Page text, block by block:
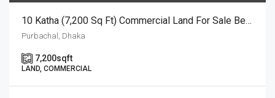
10 Katha (7,200 Sq Ft) Commercial Land For Sale Behind Rajuk Purbachal Sector 30 | রাজউক পূর্বাচল ৩০ নং সেক্টরের পেছনে ১০ কাঠার বাণিজ্যিক প্লট বিক্রয়
Purbachal, Dhaka
7,200sqft
LAND, COMMERCIAL